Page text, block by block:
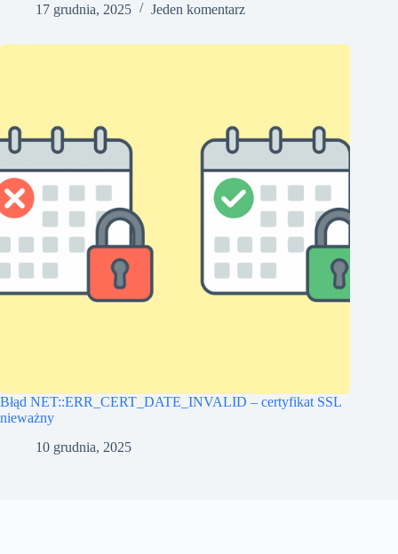
17 grudnia, 2025
Jeden komentarz
Błąd NET::ERR_CERT_DATE_INVALID – certyfikat SSL
nieważny
10 grudnia, 2025